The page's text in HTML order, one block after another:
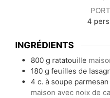
4
INGRÉDIENTS
800 g ratatouille
180 g feuilles de
4 c. à soupe
maison avec noix de